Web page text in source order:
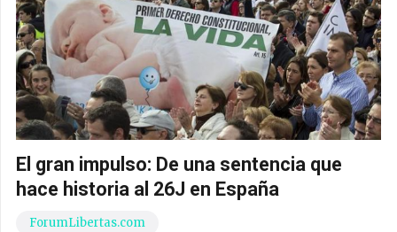
El gran impulso: De una sentencia que
hace historia al 26J en España
ForumLibertas.com